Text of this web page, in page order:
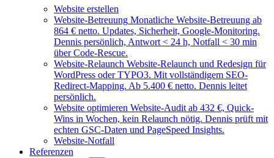
Website erstellen
Website-Betreuung Monatliche Website-Betreuung ab
864 € netto. Updates, Sicherheit, Google-Monitoring.
Dennis persönlich, Antwort < 24 h, Notfall < 30 min
über Code-Rescue.
Website-Relaunch Website-Relaunch und Redesign für
WordPress oder TYPO3. Mit vollständigem SEO-
Redirect-Mapping. Ab 5.400 € netto. Dennis leitet
persönlich.
Website optimieren Website-Audit ab 432 €, Quick-
Wins in Wochen, kein Relaunch nötig. Dennis prüft mit
echten GSC-Daten und PageSpeed Insights.
Website-Notfall
Referenzen